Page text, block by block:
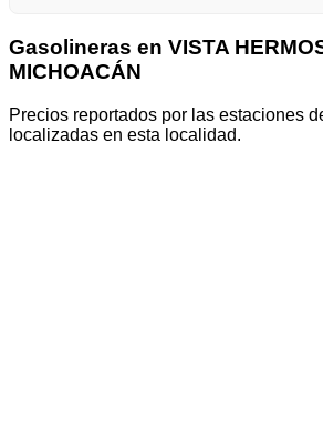
Gasolineras en VISTA
MICHOACÁN
Precios reportados por las estaciones
localizadas en esta localidad.